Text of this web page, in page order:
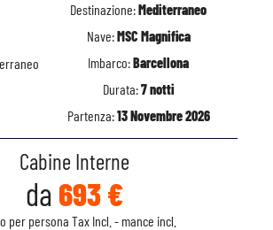
Destinazione:Mediterraneo
Nave:MSC Magnifica
Imbarco:Barcellona
Durata:7 notti
Partenza:13 Novembre 2026
Cabine Interne
da 693 €
per persona Tax Incl. - mance incl.